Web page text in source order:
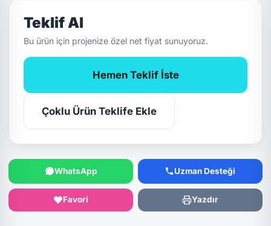
Teklif Al
Bu ürün için projenize özel net fiyat sunuyoruz.
Hemen Teklif İste
Çoklu Ürün Teklife Ekle
WhatsApp Uzman Desteği
Favori Yazdır